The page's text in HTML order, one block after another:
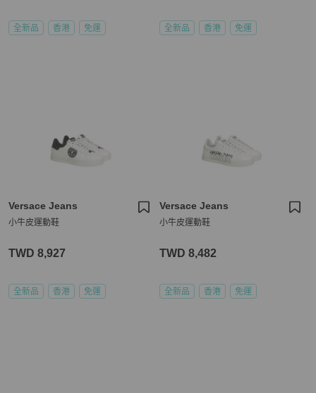
全新品 香港 免運 全新品 香港 免運
Versace Jeans
小牛皮運動鞋
TWD 8,927
全新品 香港 免運
Versace Jeans
小牛皮運動鞋
TWD 8,482
全新品 香港 免運